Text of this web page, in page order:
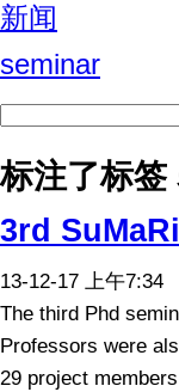
新闻
seminar
标注了标签
3rd
13-12-17 上午7:34
The third Phd
Professors were
29 project